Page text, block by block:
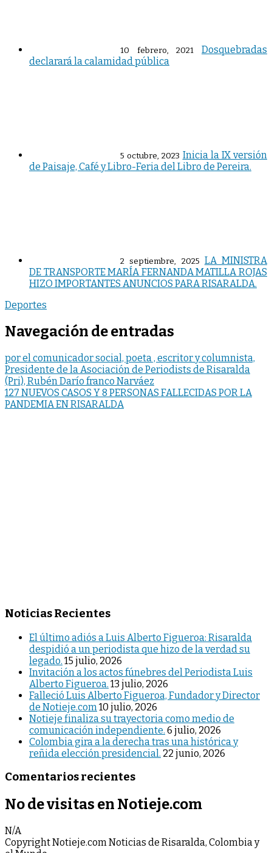
10 febrero, 2021
Dosquebradas
declarará la calamidad pública
5 octubre, 2023 Inicia la IX versión
de Paisaje, Café y Libro-Feria del Libro de Pereira.
2 septiembre, 2025 LA MINISTRA
DE TRANSPORTE MARÍA FERNANDA MATILLA ROJAS
HIZO IMPORTANTES ANUNCIOS PARA RISARALDA.
Deportes
Navegación de entradas
por el comunicador social, poeta , escritor y columnista,
Presidente de la Asociación de Periodists de Risaralda
(Pri), Rubén Darío franco Narváez
127 NUEVOS CASOS Y 8 PERSONAS FALLECIDAS POR LA
PANDEMIA EN RISARALDA
Noticias Recientes
El último adiós a Luis Alberto Figueroa: Risaralda
despidió a un periodista que hizo de la verdad su
legado. 15 julio, 2026
Invitación a los actos fúnebres del Periodista Luis
Alberto Figueroa. 13 julio, 2026
Falleció Luis Alberto Figueroa, Fundador y Director
de Notieje.com 10 julio, 2026
Notieje finaliza su trayectoria como medio de
comunicación independiente. 6 julio, 2026
Colombia gira a la derecha tras una histórica y
reñida elección presidencial. 22 junio, 2026
Comentarios recientes
No de visitas en Notieje.com
N/A
Copyright Notieje.com Noticias de Risaralda, Colombia y